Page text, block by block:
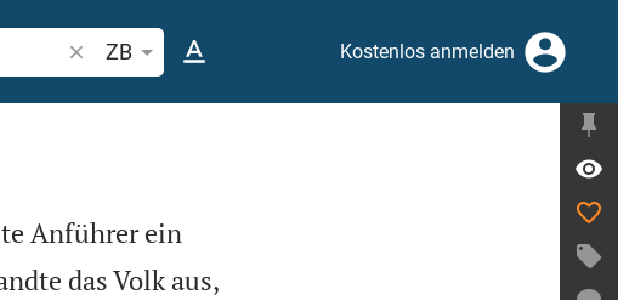
Bibelstelle oder Begriff suchen
ZB Kostenlos anmelden
Anführer ein
das Volk aus,